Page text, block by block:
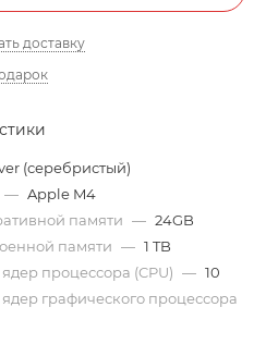
доставку
(серебристый)
— Apple M4
памяти — 24GB
памяти — 1 TB
процессора (CPU) — 10
графического процессора